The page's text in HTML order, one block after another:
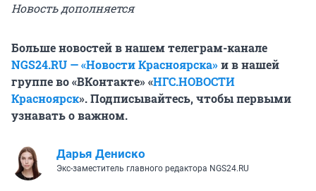
Новость дополняется
Больше новостей в нашем телеграм-канале
NGS24.RU — «Новости Красноярска»и в нашей
группе во «ВКонтакте» «НГС.НОВОСТИ
Красноярск». Подписывайтесь, чтобы первыми
узнавать о важном.
Дарья Дениско
Экс-заместитель главного редактора NGS24.RU